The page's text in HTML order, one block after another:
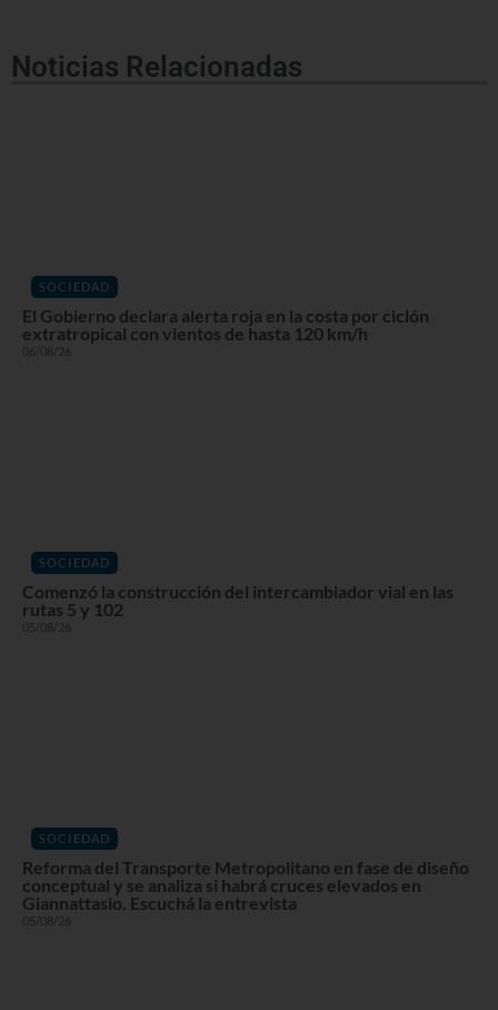
Noticias Relacionadas
SOCIEDAD
El Gobierno declara alerta roja en la costa por ciclón
extratropical con vientos de hasta 120 km/h
06/08/26
SOCIEDAD
Comenzó la construcción del intercambiador vial en las
rutas 5 y 102
05/08/26
SOCIEDAD
Reforma del Transporte Metropolitano en fase de diseño
conceptual y se analiza si habrá cruces elevados en
Giannattasio. Escuchá la entrevista
05/08/26